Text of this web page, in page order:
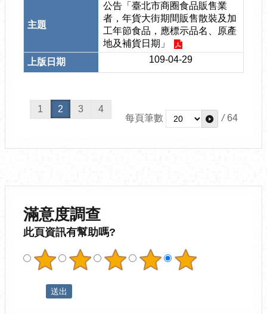
公告「臺北市商圈食品販售業
者，年貨大街期間販售散裝及加
工年節食品，應標示品名、原產
地及補貨日期」
109-04-29
1 2 3
4
每頁筆數
/ 64
滿意度調查
此頁資訊有幫助嗎?